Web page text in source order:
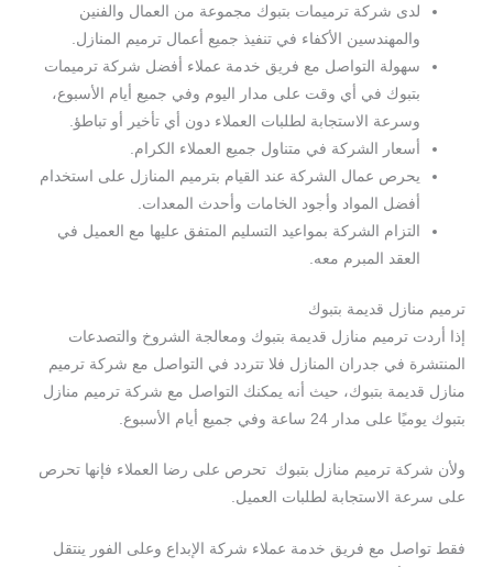
لدى شركة ترميمات بتبوك مجموعة من العمال والفنين
والمهندسين الأكفاء في تنفيذ جميع أعمال ترميم المنازل.
سهولة التواصل مع فريق خدمة عملاء أفضل شركة ترميمات
بتبوك في أي وقت على مدار اليوم وفي جميع أيام الأسبوع،
وسرعة الاستجابة لطلبات العملاء دون أي تأخير أو تباطؤ.
أسعار الشركة في متناول جميع العملاء الكرام.
يحرص عمال الشركة عند القيام بترميم المنازل على استخدام
أفضل المواد وأجود الخامات وأحدث المعدات.
التزام الشركة بمواعيد التسليم المتفق عليها مع العميل في
العقد المبرم معه.
ترميم منازل قديمة بتبوك
إذا أردت ترميم منازل قديمة بتبوك ومعالجة الشروخ والتصدعات
المنتشرة في جدران المنازل فلا تتردد في التواصل مع شركة ترميم
منازل قديمة بتبوك، حيث أنه يمكنك التواصل مع شركة ترميم منازل
بتبوك يوميًا على مدار 24 ساعة وفي جميع أيام الأسبوع.
ولأن شركة ترميم منازل بتبوك تحرص على رضا العملاء فإنها تحرص
على سرعة الاستجابة لطلبات العميل.
فقط تواصل مع فريق خدمة عملاء شركة الإبداع وعلى الفور ينتقل